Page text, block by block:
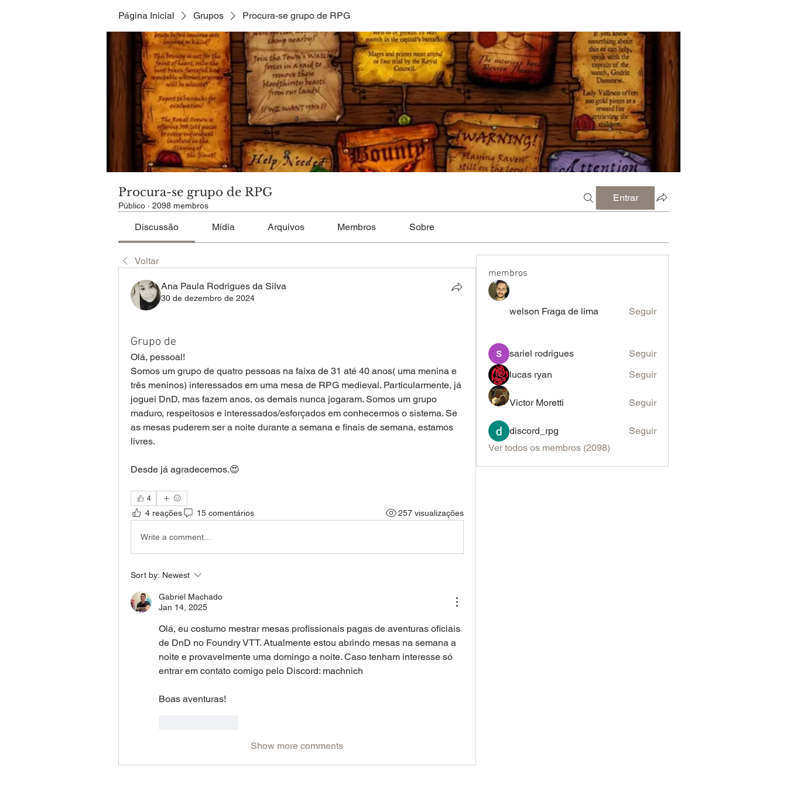
Página Inicial Grupos Procura-se grupo de RPG
Procura-se grupo de RPG
Público · 2098 membros
Entrar
Discussão Mídia Arquivos Membros Sobre
Voltar
Ana Paula Rodrigues da Silva
30 de dezembro de 2024
Grupo de
Olá, pessoal!
Somos um grupo de quatro pessoas na faixa de 31 até 40 anos( uma menina e
três meninos) interessados em uma mesa de RPG medieval. Particularmente, já
joguei DnD, mas fazem anos, os demais nunca jogaram. Somos um grupo
maduro, respeitosos e interessados/esforçados em conhecermos o sistema. Se
as mesas puderem ser a noite durante a semana e finais de semana, estamos
livres.
Desde já agradecemos.😍
4
4 reações 15 comentários 257 visualizações
Write a comment...
Sort by: Newest
Gabriel Machado
Jan 14, 2025
Olá, eu costumo mestrar mesas profissionais pagas de aventuras oficiais
de DnD no Foundry VTT. Atualmente estou abrindo mesas na semana a
noite e provavelmente uma domingo a noite. Caso tenham interesse só
entrar em contato comigo pelo Discord: machnich
Boas aventuras!
Show more comments
membros
welson Fraga de lima Seguir
sariel rodrigues
Seguir
lucas ryan
Seguir
Victor Moretti Seguir
discord_rpg
Seguir
Ver todos os membros (2098)